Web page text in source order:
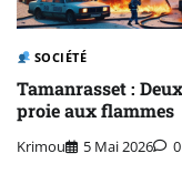
SOCIÉTÉ
Tamanrasset :
proie aux flammes
Krimou 5 Mai 2026 0